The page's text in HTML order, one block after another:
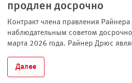
продлен досрочно
Контракт члена правления
наблюдательным советом
марта 2026 года. Райнер Дрюс
Далее